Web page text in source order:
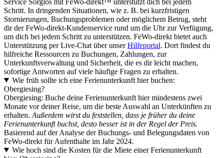
Service Sorglos mit FeWo-direkt™ unterstützt dich bei jedem
Schritt. In dringenden Situationen, wie z. B. bei kurzfristigen
Stornierungen, Buchungsproblemen oder möglichem Betrug, steht
dir der FeWo-direkt-Kundenservice rund um die Uhr zur Verfügung,
um dich bei jedem Schritt zu unterstützen. FeWo-direkt bietet auch
Unterstützung per Live-Chat über unserHilfeportal. Dort findest du
hilfreiche Ressourcen zu Buchungen, Zahlungen, zur
Unterkunftsverwaltung und Sicherheit, die es dir leicht machen,
sofortige Antworten auf viele häufige Fragen zu erhalten.
Wie früh sollte ich eine Ferienunterkunft hier buchen:
Obergiesing?
Obergiesing: Buche deine Ferienunterkunft hier mindestens zwei
Monate vor deiner Reise, um die beste Auswahl an Unterkünften zu
erhalten. Außerdem wirst du feststellen, dass je früher du deine
Ferienunterkunft buchst, desto besser ist in der Regel der Preis.
Basierend auf der Analyse der Buchungs- und Belegungsdaten von
FeWo-direkt für Aufenthalte im Jahr 2024.
Wie hoch sind die Kosten für die Miete einer Ferienunterkunft